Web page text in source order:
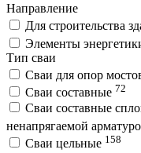
Направление
Для строительства
Элементы
Тип сваи
Сваи для опор
Сваи составные 72
Сваи составные
ненапрягаемой
Сваи цельные 158